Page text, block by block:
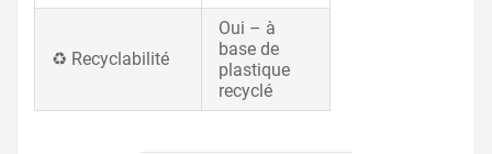
♻️ Recyclabilité
Oui – à
base de
plastique
recyclé